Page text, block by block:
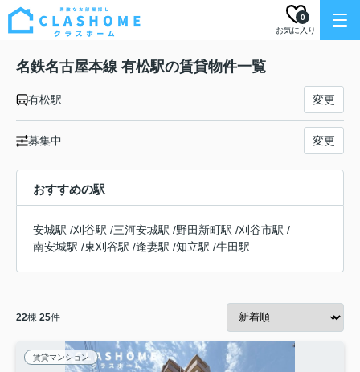
お気に入り
0
名鉄名古屋本線 有松駅の賃貸物件一覧
有松駅 変更
募集中 変更
おすすめの駅
安城駅 /刈谷駅 /三河安城駅 /野田新町駅 /刈谷市駅 /
南安城駅 /東刈谷駅 /逢妻駅 /知立駅 /牛田駅
22棟 25件
賃貸マンション